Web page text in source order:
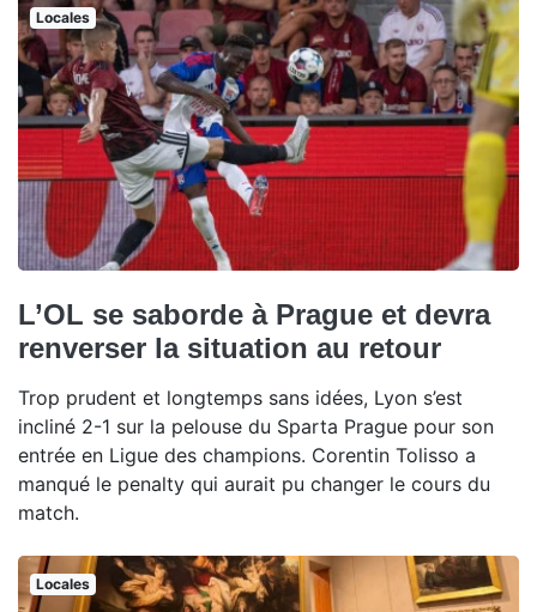
Locales
L’OL se saborde à Prague et devra
renverser la situation au retour
Trop prudent et longtemps sans idées, Lyon s’est
incliné 2-1 sur la pelouse du Sparta Prague pour son
entrée en Ligue des champions. Corentin Tolisso a
manqué le penalty qui aurait pu changer le cours du
match.
Locales